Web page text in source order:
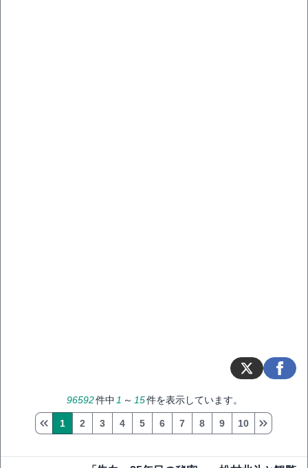
96592件中 1 ～ 15件を表示しています。
1 2 3 4 5 6 7 8 9 10